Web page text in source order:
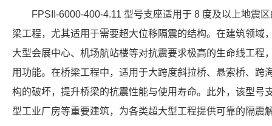
FPSII-6000-400-4.11 型号支座适用于 8 度及以上地震
梁工程，尤其适用于需要超大位移隔震的结构。在建筑领域
大型会展中心、机场航站楼等对抗震要求极高的生命线工程
用功能。在桥梁工程中，适用于大跨度斜拉桥、悬索桥、跨
构的破坏，提升桥梁的抗震性能与使用寿命。此外，该型号
型工业厂房等重要建筑，为各类超大型工程提供可靠的隔震